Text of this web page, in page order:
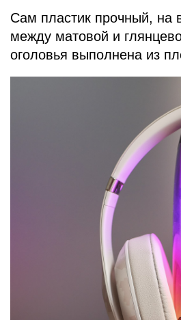
Сам пластик прочный, на
между матовой и
оголовья выполнена из